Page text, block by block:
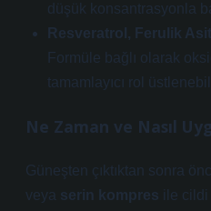
düşük konsantrasyonla
Resveratrol, Ferulik
Formüle bağlı olarak
tamamlayıcı rol
Ne Zaman ve Nasıl
Güneşten çıktıktan sonra
veya serin kompres ile cildi